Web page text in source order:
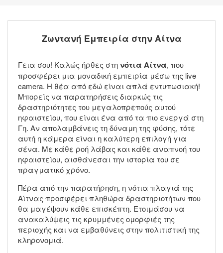
Ζωντανή Εμπειρία στην Αίτνα
Γεια σου! Καλώς ήρθες στηνότια Αίτνα, που
προσφέρει μια μοναδική εμπειρία μέσω της live
camera. Η θέα από εδώ είναι απλά εντυπωσιακή!
Μπορείς να παρατηρήσεις διαρκώς τις
δραστηριότητες του μεγαλοπρεπούς αυτού
ηφαιστείου, που είναι ένα από τα πιο ενεργά στη
Γη. Αν απολαμβάνεις τη δύναμη της φύσης, τότε
αυτή η κάμερα είναι η καλύτερη επιλογή για
σένα. Με κάθε ροή λάβας και κάθε αναπνοή του
ηφαιστείου, αισθάνεσαι την ιστορία του σε
πραγματικό χρόνο.
Πέρα από την παρατήρηση, η νότια πλαγιά της
Αίτνας προσφέρει πληθώρα δραστηριοτήτων που
θα μαγέψουν κάθε επισκέπτη. Ετοιμάσου να
ανακαλύψεις τις κρυμμένες ομορφιές της
περιοχής και να εμβαθύνεις στην πολιτιστική της
κληρονομιά.